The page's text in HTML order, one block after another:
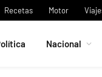
Recetas Motor
Nacional